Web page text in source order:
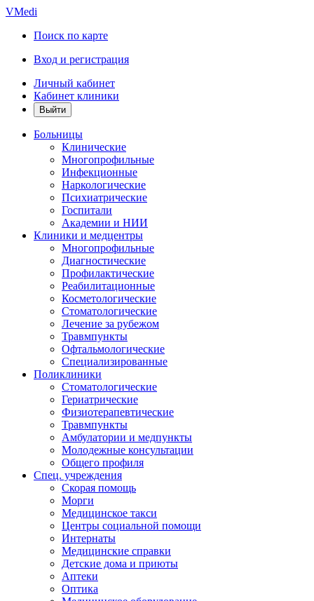
VMedi
Поиск по карте
Вход и регистрация
Личный кабинет
Кабинет клиники
Больницы
Клинические
Многопрофильные
Инфекционные
Наркологические
Психиатрические
Госпитали
Академии и НИИ
Клиники и медцентры
Многопрофильные
Диагностические
Профилактические
Реабилитационные
Косметологические
Стоматологические
Лечение за рубежом
Травмпункты
Офтальмологические
Специализированные
Поликлиники
Стоматологические
Гериатрические
Физиотерапевтические
Травмпункты
Амбулатории и медпункты
Молодежные консультации
Общего профиля
Спец. учреждения
Скорая помощь
Морги
Медицинское такси
Центры социальной помощи
Интернаты
Медицинские справки
Детские дома и приюты
Аптеки
Оптика